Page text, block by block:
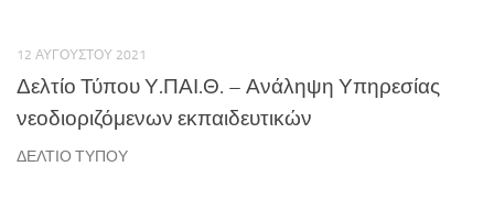
12 ΑΥΓΟΎΣΤΟΥ 2021
Δελτίο Τύπου Υ.ΠΑΙ.Θ. – Ανάληψη Υπηρεσίας
νεοδιοριζόμενων εκπαιδευτικών
ΔΕΛΤΙΟ ΤΥΠΟΥ